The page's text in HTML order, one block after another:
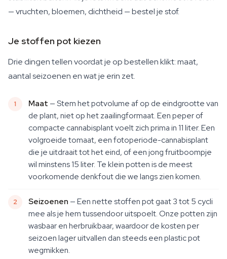
— vruchten, bloemen, dichtheid — bestel je stof.
Je stoffen pot kiezen
Drie dingen tellen voordat je op bestellen klikt: maat,
aantal seizoenen en wat je erin zet.
Maat — Stem het potvolume af op de eindgrootte van
de plant, niet op het zaailingformaat. Een peper of
compacte cannabisplant voelt zich prima in 11 liter. Een
volgroeide tomaat, een fotoperiode-cannabisplant
die je uitdraait tot het eind, of een jong fruitboompje
wil minstens 15 liter. Te klein potten is de meest
voorkomende denkfout die we langs zien komen.
Seizoenen — Een nette stoffen pot gaat 3 tot 5 cycli
mee als je hem tussendoor uitspoelt. Onze potten zijn
wasbaar en herbruikbaar, waardoor de kosten per
seizoen lager uitvallen dan steeds een plastic pot
wegmikken.